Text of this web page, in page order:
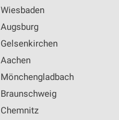
Wiesbaden
Augsburg
Gelsenkirchen
Aachen
Mönchengladbach
Braunschweig
Chemnitz